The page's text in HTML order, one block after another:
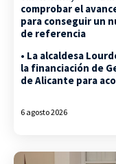
comprobar el
para conseguir un
de referencia
• La alcaldesa
la financiación de
de Alicante para
6 agosto 2026